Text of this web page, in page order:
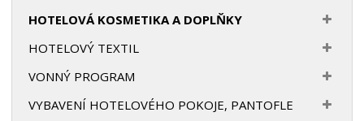
HOTELOVÁ KOSMETIKA A DOPLŇKY
HOTELOVÝ TEXTIL
VONNÝ PROGRAM
VYBAVENÍ HOTELOVÉHO POKOJE, PANTOFLE